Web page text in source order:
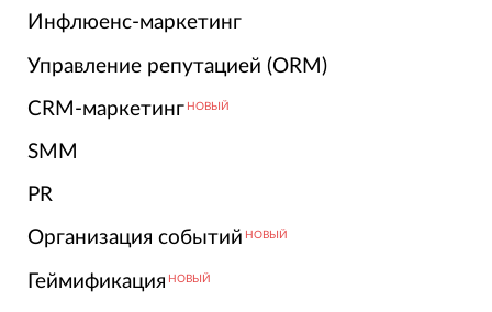
Инфлюенс-маркетинг
Управление репутацией (ORM)
CRM-маркетинг НОВЫЙ
SMM
PR
Организация событий НОВЫЙ
Геймификация НОВЫЙ